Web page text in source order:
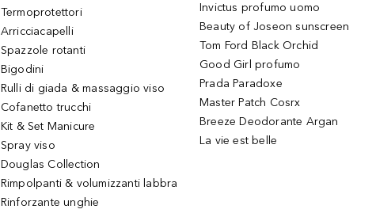
Termoprotettori
Arricciacapelli
Spazzole rotanti
Bigodini
Rulli di giada & massaggio viso
Cofanetto trucchi
Kit & Set Manicure
Spray viso
Douglas Collection
Rimpolpanti & volumizzanti labbra
Rinforzante unghie
Invictus profumo uomo
Beauty of Joseon sunscreen
Tom Ford Black Orchid
Good Girl profumo
Prada Paradoxe
Master Patch Cosrx
Breeze Deodorante Argan
La vie est belle